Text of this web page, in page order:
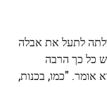
לתעל את אבלה
כל כך הרבה
אומר. "כמו, בכנות,